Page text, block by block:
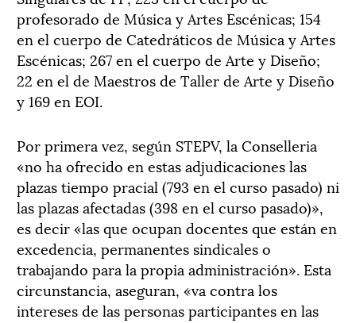
profesorado de Música y Artes Escénicas; 154
en el cuerpo de Catedráticos de Música y Artes
Escénicas; 267 en el cuerpo de Arte y Diseño;
22 en el de Maestros de Taller de Arte y Diseño
y 169 en EOI.
Por primera vez, según STEPV, la Conselleria
«no ha ofrecido en estas adjudicaciones las
plazas tiempo pracial (793 en el curso pasado) ni
las plazas afectadas (398 en el curso pasado)»,
es decir «las que ocupan docentes que están en
excedencia, permanentes sindicales o
trabajando para la propia administración». Esta
circunstancia, aseguran, «va contra los
intereses de las personas participantes en las